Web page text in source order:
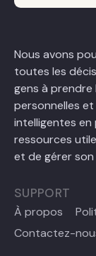
Nous avons
toutes les
gens à
personnelles
intelligentes
ressources
et de gérer
SUPPORT
À propos
Contactez-